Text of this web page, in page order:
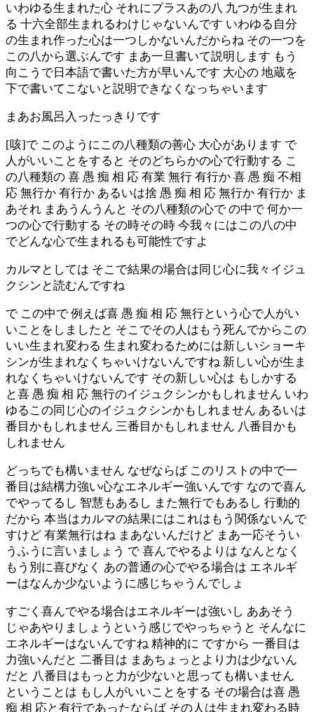
いわゆる生まれた心 それにプラスあの八 九つが生まれ
る 十六全部生まれるわけじゃないんです いわゆる自分
の生まれ作った心は一つしかないんだからね その一つを
この八から選ぶんです まあ一旦書いて説明します もう
向こうで日本語で書いた方が早いんです 大心の 地蔵を
下で書いてこないと説明できなくなっちゃいます
まあお風呂入ったっきりです
[咳]で このようにこの八種類の善心 大心があります で
人がいいことをすると そのどちらかの心で行動する こ
の八種類の 喜 愚 痴 相 応 有業 無行 有行か 喜 愚 痴 不相
応 無行か 有行か あるいは捨 愚 痴 相 応 無行か 有行か ま
あそれ まあうんうんと その八種類の心で の中で 何か一
つの心で行動する その時その時 今我々にはこの八の中
でどんな心で生まれるも可能性ですよ
カルマとしては そこで結果の場合は同じ心に我々イジュ
クシンと読むんですね
で この中で 例えば喜 愚 痴 相 応 無行という心で人がい
いことをしましたと そこでその人はもう死んでからこの
いい生まれ変わる 生まれ変わるためには新しいショーキ
シンが生まれなくちゃいけないんですね 新しい心が生ま
れなくちゃいけないんです その新しい心は もしかする
と喜 愚 痴 相 応 無行のイジュクシンかもしれません いわ
ゆるこの同じ心のイジュクシンかもしれません あるいは
番目かもしれません 三番目かもしれません 八番目かも
しれません
どっちでも構いません なぜならば このリストの中で一
番目は結構力強い心なエネルギー強いんです なので喜ん
でやってるし 智慧もあるし また無行でもあるし 行動的
だから 本当はカルマの結果にはこれはもう関係ないんで
すけど 有業無行はね まあないんだけど まあ一応そうい
うふうに言いましょう で 喜んでやるよりは なんとなく
もう別に喜びなく あの普通の心でやる場合は エネルギ
ーはなんか少ないように感じちゃうんでしょ
すごく喜んでやる場合はエネルギーは強いし ああそう
じゃあやりましょうという感じでやっちゃうと そんなに
エネルギーはないんですね 精神的に ですから 一番目は
力強いんだと 二番目は まあちょっとより力は少ないん
だと 八番目はもっと力が少ないと思っても構いません
ということは もし人がいいことをする その場合は喜 愚
痴 相 応と有行であったならば その人は生まれ変わる時